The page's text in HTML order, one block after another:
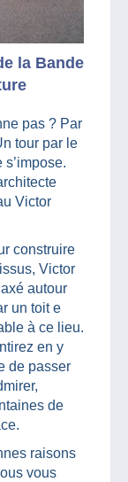
la Bande
pas ? Par
tour par le
Victor
construire
Victor
autour
un toit e
à ce lieu.
en y
de passer
de
raisons
vous